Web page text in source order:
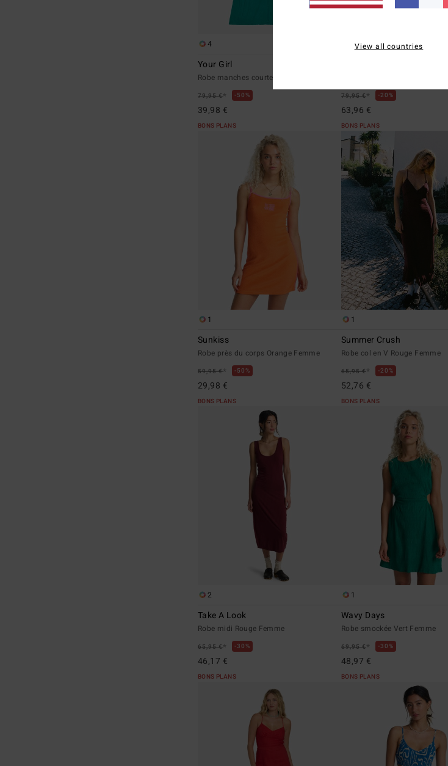
4
Your Girl
Robe manches courtes Vert Femme
79,95 €* 50%
39,98 €
BONS PLANS
5
79,95 €* 20%
63,96 €
BONS PLANS
1
Sunkiss
Robe près du corps Orange Femme
59,95 €* 50%
29,98 €
BONS PLANS
1
Summer Crush
Robe col en V Rouge Femme
65,95 €* 20%
52,76 €
BONS PLANS
2
Take A Look
Robe midi Rouge Femme
65,95 €* 30%
46,17 €
BONS PLANS
1
Wavy Days
Robe smockée Vert Femme
69,95 €* 30%
48,97 €
BONS PLANS
View all countries